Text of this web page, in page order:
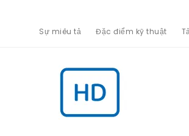
Sự miêu tả Đặc điểm kỹ thuật